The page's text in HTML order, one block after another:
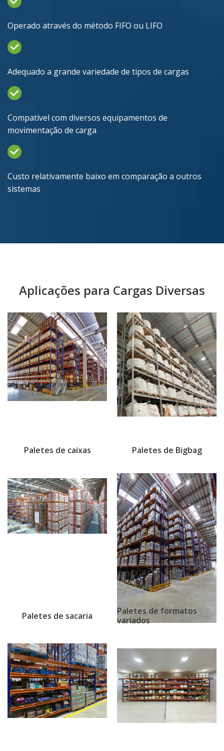
Operado através do método FIFO ou LIFO
Adequado a grande variedade de tipos de cargas
Compatível com diversos equipamentos de
movimentação de carga
Custo relativamente baixo em comparação a outros
sistemas
Aplicações para Cargas Diversas
Paletes de caixas Paletes de Bigbag
Paletes de sacaria
Paletes de formatos
variados